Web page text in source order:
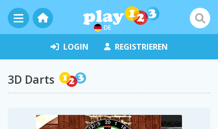
DE
LOGIN REGISTRIEREN
3D Darts